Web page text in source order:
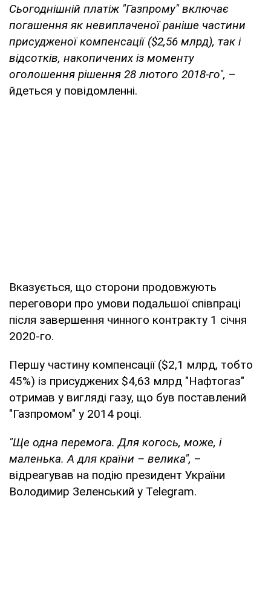
Сьогоднішній платіж "Газпрому" включає
погашення як невиплаченої раніше частини
присудженої компенсації ($2,56 млрд), так і
відсотків, накопичених із моменту
оголошення рішення 28 лютого 2018-го", –
йдеться у повідомленні.
Вказується, що сторони продовжують
переговори про умови подальшої співпраці
після завершення чинного контракту 1 січня
2020-го.
Першу частину компенсації ($2,1 млрд, тобто
45%) із присуджених $4,63 млрд "Нафтогаз"
отримав у вигляді газу, що був поставлений
"Газпромом" у 2014 році.
"Ще одна перемога. Для когось, може, і
маленька. А для країни – велика", –
відреагував на подію президент України
Володимир Зеленський у Telegram.